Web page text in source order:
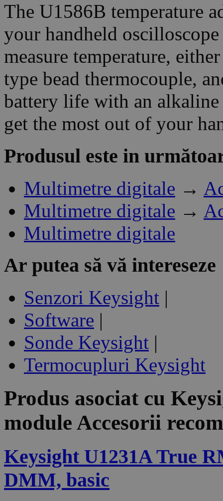
The U1586B temperature
your handheld
measure temperature,
type bead thermocouple,
battery life with an alkaline
get the most out of your
Produsul este in
Multimetre digitale →
Multimetre digitale →
Multimetre digitale
Ar putea să vă intereseze
Senzori Keysight |
Software |
Sonde Keysight |
Termocupluri Keysight
Produs asociat cu
module Accesorii
Keysight U1231A True
DMM, basic